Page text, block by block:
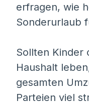
erfragen, wie
Sonderurlaub
Sollten Kinder
Haushalt
gesamten
Parteien viel